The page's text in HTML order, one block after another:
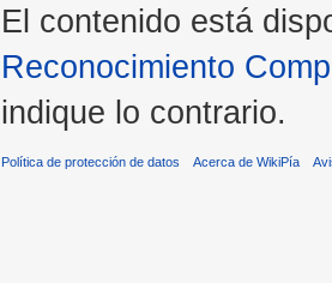
El contenido está
Reconocimiento
indique lo contrario.
Política de protección de datos Acerca de WikiPía